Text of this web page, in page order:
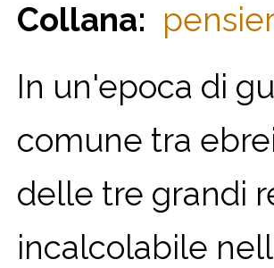
Collana:
In un'epoca di
comune tra
delle tre grandi
incalcolabile